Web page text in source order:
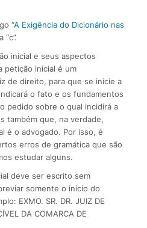
“A Exigência do Dicionário nas
“c”.
inicial e seus aspectos
petição inicial é um
de direito, para que se inicie a
o fato e os fundamentos
pedido sobre o qual incidirá a
também que, na verdade,
é o advogado. Por isso, é
erros de gramática que são
estudar alguns.
deve ser escrito sem
somente o início do
EXMO. SR. DR. JUIZ DE
DA COMARCA DE